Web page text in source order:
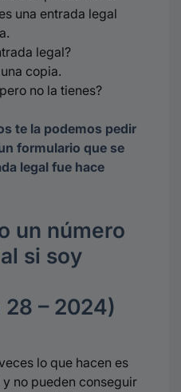
una entrada legal
legal?
copia.
no la tienes?
te la podemos pedir
formulario que se
legal fue hace
un número
si soy
– 2024)
lo que hacen es
no pueden conseguir